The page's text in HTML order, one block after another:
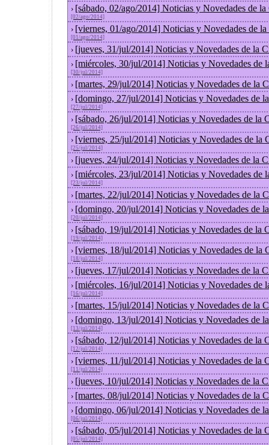
› [sábado, 02/ago/2014] Noticias y Novedades de
[02/ago/2014]
› [viernes, 01/ago/2014] Noticias y Novedades de
[01/ago/2014]
› [jueves, 31/jul/2014] Noticias y Novedades de la
› [miércoles, 30/jul/2014] Noticias y Novedades de
[30/jul/2014]
› [martes, 29/jul/2014] Noticias y Novedades de la
› [domingo, 27/jul/2014] Noticias y Novedades de
[27/jul/2014]
› [sábado, 26/jul/2014] Noticias y Novedades de la
[26/jul/2014]
› [viernes, 25/jul/2014] Noticias y Novedades de la
[25/jul/2014]
› [jueves, 24/jul/2014] Noticias y Novedades de la
› [miércoles, 23/jul/2014] Noticias y Novedades de
[23/jul/2014]
› [martes, 22/jul/2014] Noticias y Novedades de la
› [domingo, 20/jul/2014] Noticias y Novedades de
[20/jul/2014]
› [sábado, 19/jul/2014] Noticias y Novedades de la
[19/jul/2014]
› [viernes, 18/jul/2014] Noticias y Novedades de la
[18/jul/2014]
› [jueves, 17/jul/2014] Noticias y Novedades de la
› [miércoles, 16/jul/2014] Noticias y Novedades de
[16/jul/2014]
› [martes, 15/jul/2014] Noticias y Novedades de la
› [domingo, 13/jul/2014] Noticias y Novedades de
[13/jul/2014]
› [sábado, 12/jul/2014] Noticias y Novedades de la
[12/jul/2014]
› [viernes, 11/jul/2014] Noticias y Novedades de la
[11/jul/2014]
› [jueves, 10/jul/2014] Noticias y Novedades de la
› [martes, 08/jul/2014] Noticias y Novedades de la
› [domingo, 06/jul/2014] Noticias y Novedades de
[06/jul/2014]
› [sábado, 05/jul/2014] Noticias y Novedades de la
[05/jul/2014]